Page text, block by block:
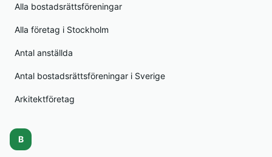
Alla bostadsrättsföreningar
Alla företag i Stockholm
Antal anställda
Antal bostadsrättsföreningar i Sverige
Arkitektföretag
B